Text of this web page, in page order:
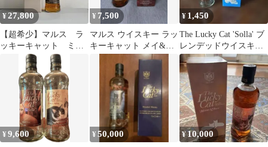
¥27,800
【超希少】マルス ラ
ッキーキャット ミン
¥ 7,500
マルス ウイスキー ラッ
キーキャット メイ&ハ
ナ The Lucky Cat
¥ 1,450
The Lucky Cat 'Solla' ブ
レンデッドウイスキー
空瓶
¥9,600 ¥50,000 ¥10,000